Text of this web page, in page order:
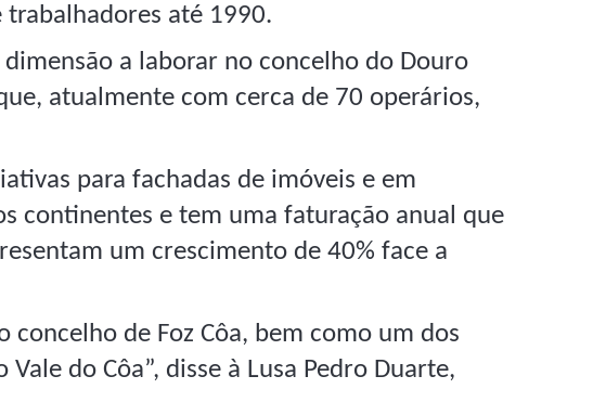
trabalhadores até 1990.
a laborar no concelho do Douro
atualmente com cerca de 70 operários,
para fachadas de imóveis e em
continentes e tem uma faturação anual que
um crescimento de 40% face a
de Foz Côa, bem como um dos
do Côa”, disse à Lusa Pedro Duarte,